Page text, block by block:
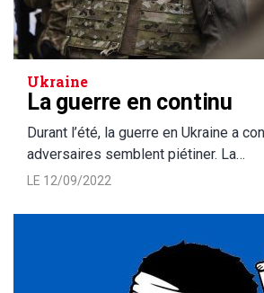
Ukraine
La guerre en continu
Durant l’été, la guerre en Ukraine a
adversaires semblent piétiner. La…
LE 12/09/2022